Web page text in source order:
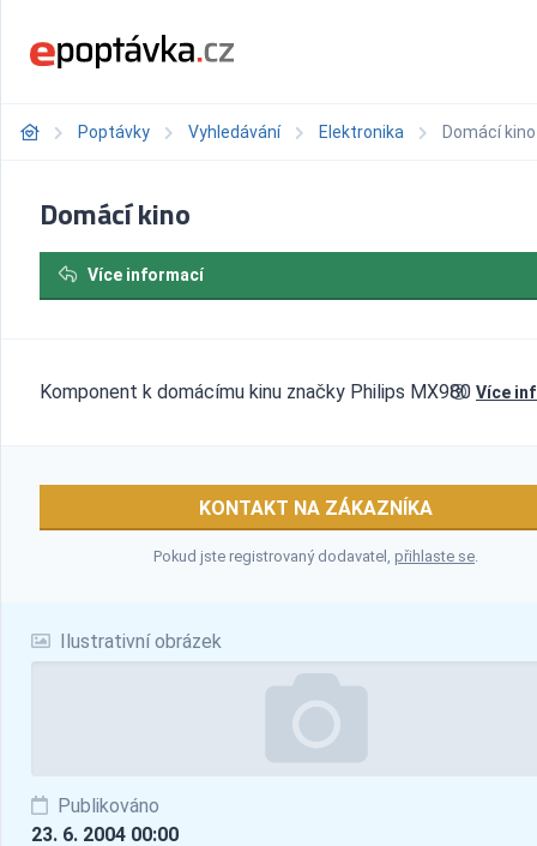
Poptávky Vyhledávání Elektronika Domácí kino
Ilustrativní obrázek
Publikováno
23. 6. 2004 00:00
Domácí kino
Více informací
Komponent k domácímu kinu značky Philips MX980 Více
KONTAKT NA ZÁKAZNÍKA
Pokud jste registrovaný dodavatel, přihlaste se.